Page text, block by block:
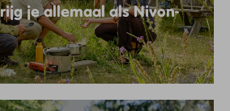
je allemaal als Nivon-